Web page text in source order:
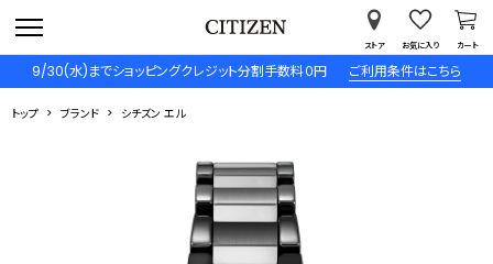
9/30(水)までショッピングクレジット分割手数料０円 ご利用条件はこちら
ストア お気に入り カート
トップ ブランド シチズン エル